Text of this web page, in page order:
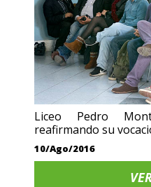
Liceo Pedro
reafirmando su
10/Ago/2016